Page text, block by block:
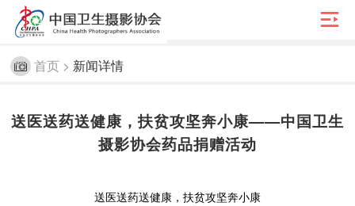

首页 > 新闻详情
送医送药送健康，扶贫攻坚奔小康——中国卫生
摄影协会药品捐赠活动
送医送药送健康，扶贫攻坚奔小康